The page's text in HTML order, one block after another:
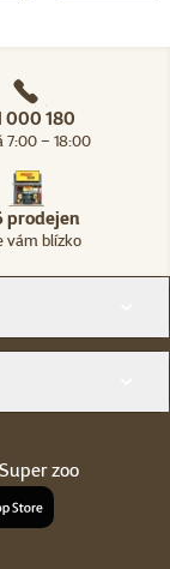
000 180
7:00 – 18:00
prodejen
vám blízko
zoo